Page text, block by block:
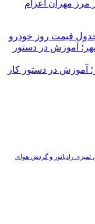
مرز مهران اعزام
قیمت روز خودرو
آموزش در دستور کار
تمیزی رادیاتور و گردش هوای